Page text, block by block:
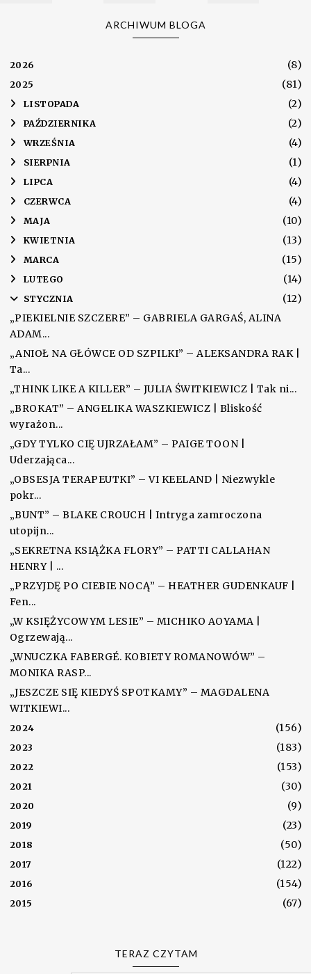
ARCHIWUM BLOGA
2026 (8)
2025 (81)
► LISTOPADA (2)
► PAŹDZIERNIKA (2)
► WRZEŚNIA (4)
► SIERPNIA (1)
► LIPCA (4)
► CZERWCA (4)
► MAJA (10)
► KWIETNIA (13)
► MARCA (15)
► LUTEGO (14)
▼ STYCZNIA
(12)
„PIEKIELNIE SZCZERE” – GABRIELA GARGAŚ, ALINA
ADAM...
„ANIOŁ NA GŁÓWCE OD SZPILKI” – ALEKSANDRA RAK |
Ta...
„THINK LIKE A KILLER” – JULIA ŚWITKIEWICZ | Tak ni...
„BROKAT” – ANGELIKA WASZKIEWICZ | Bliskość
wyrażon...
„GDY TYLKO CIĘ UJRZAŁAM” – PAIGE TOON |
Uderzająca...
„OBSESJA TERAPEUTKI” – VI KEELAND | Niezwykle
pokr...
„BUNT” – BLAKE CROUCH | Intryga zamroczona
utopijn...
„SEKRETNA KSIĄŻKA FLORY” – PATTI CALLAHAN
HENRY | ...
„PRZYJDĘ PO CIEBIE NOCĄ” – HEATHER GUDENKAUF |
Fen...
„W KSIĘŻYCOWYM LESIE” – MICHIKO AOYAMA |
Ogrzewają...
„WNUCZKA FABERGÉ. KOBIETY ROMANOWÓW” –
MONIKA RASP...
„JESZCZE SIĘ KIEDYŚ SPOTKAMY” – MAGDALENA
WITKIEWI...
2024 (156)
2023 (183)
2022 (153)
2021 (30)
2020 (9)
2019 (23)
2018 (50)
2017 (122)
2016 (154)
2015 (67)
TERAZ CZYTAM